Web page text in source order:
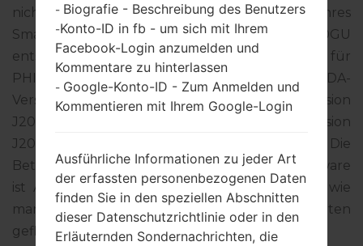
nicht zu überprüfen, ob die Modellnummer Ihres
Smartphones dem angegebenen SM-J200GU
entspricht. Der Firmware-Code XTC ist für
PHILIPPINES. Das Produkt wird mit der PDA-
Version J200GUDXU3AQL1 und CSC-Version
J200GUOLB3AQI1, MODEM-Version
J200GUDXU3AQJ1 geliefert. Die
Betriebssystemversion der angegebenen Firmware
ist Android Lollipop 5.1.1. Detalierte Anleitung, wie
man die Standart - Firmware auf Samsung-Geräten
geflascht wird,gibt es hier
- Biografie - Beschreibung des Benutzers
-Konto-ID in fb - um sich mit Ihrem
Facebook-Login anzumelden und
Kommentare zu hinterlassen
- Google-Konto-ID - Zum Anmelden und
Kommentieren mit Ihrem Google-Login
Ausführliche Informationen zu jeder Art
der erfassten personenbezogenen Daten
finden Sie in den speziellen Abschnitten
dieser Datenschutzrichtlinie oder in den
Erläuternden Sondernachrichten, die